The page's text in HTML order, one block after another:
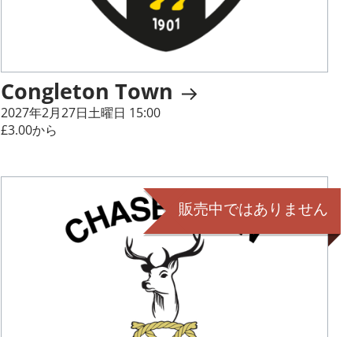
Congleton Town
2027年2月27日土曜日 15:00
£3.00から
販売中ではありません